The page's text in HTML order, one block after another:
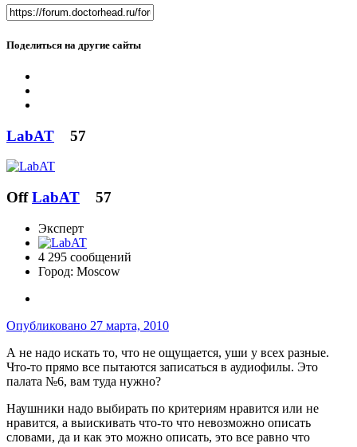
Поделиться на другие сайты
LabAT 57
Off LabAT 57
Эксперт
4 295 сообщений
Город: Moscow
Опубликовано 27 марта, 2010
А не надо искать то, что не ощущается, уши у всех разные.
Что-то прямо все пытаются записаться в аудиофилы. Это
палата №6, вам туда нужно?
Наушники надо выбирать по критериям нравится или не
нравится, а выискивать что-то что невозможно описать
словами, да и как это можно описать, это все равно что